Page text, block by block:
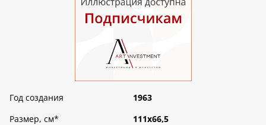
Год создания
1963
Размер, см*
111х66,5